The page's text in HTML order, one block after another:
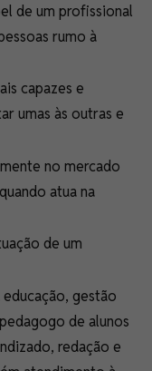
de um profissional
rumo à
capazes e
umas às outras e
no mercado
atua na
de um
gestão
de alunos
redação e